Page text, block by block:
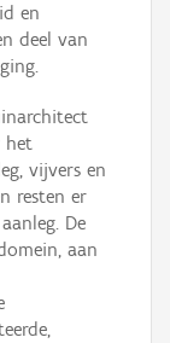
en
deel van
het
vijvers en
resten er
De
aan